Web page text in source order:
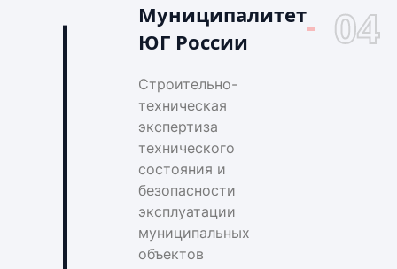
Муниципалитет
ЮГ России
04
Строительно-
техническая
экспертиза
технического
состояния и
безопасности
эксплуатации
муниципальных
объектов